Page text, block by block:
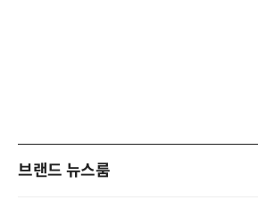
브랜드 뉴스룸